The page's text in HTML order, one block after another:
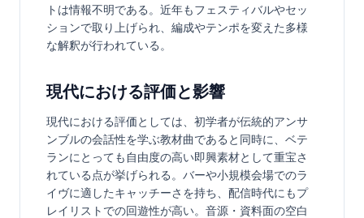
トは情報不明である。近年もフェスティバルやセッ
ションで取り上げられ、編成やテンポを変えた多様
な解釈が行われている。
現代における評価と影響
現代における評価としては、初学者が伝統的アンサ
ンブルの会話性を学ぶ教材曲であると同時に、ベテ
ランにとっても自由度の高い即興素材として重宝さ
れている点が挙げられる。バーや小規模会場でのラ
イヴに適したキャッチーさを持ち、配信時代にもプ
レイリストでの回遊性が高い。音源・資料面の空白